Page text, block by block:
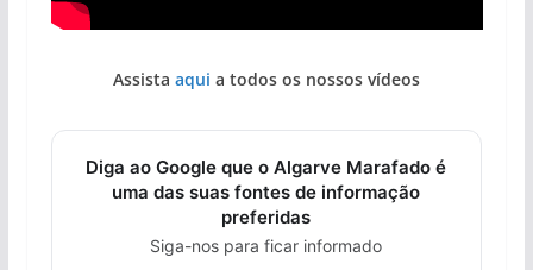
Assista aqui a todos os nossos vídeos
Diga ao Google que o Algarve Marafado é
uma das suas fontes de informação
preferidas
Siga-nos para ficar informado